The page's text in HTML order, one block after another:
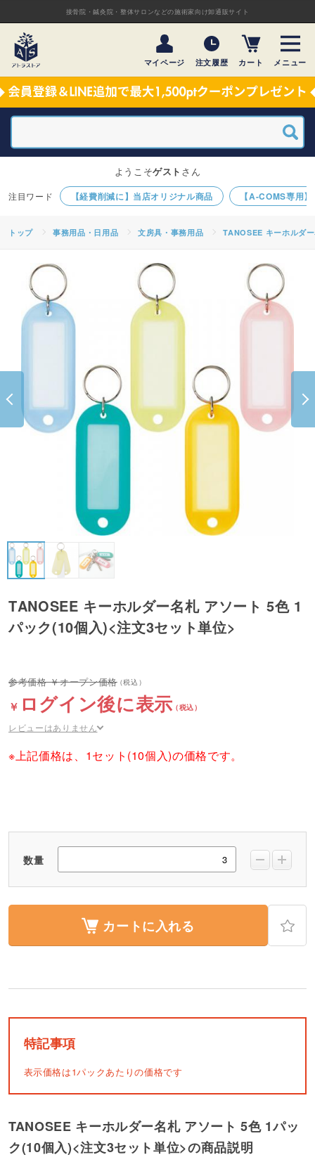
接骨院・鍼灸院・整体サロンなどの施術家向け卸通販サイト
マイページ 注文履歴 カート メニュー
【経費削減に】当店オリジナル商品 【A-COMS専用
ようこそゲスト さん
トップ 事務用品・日用品 文房具・事務用品 TANOSEE キーホルダ
TANOSEE キーホルダー名札 アソート 5色 1
パック(10個入)<注文3セット単位>
オープン価格
ログイン後に表示
レビューはありません
※上記価格は、1セット(10個入)の価格です。
数量
カートに入れる
特記事項
表示価格は1パックあたりの価格です
TANOSEE キーホルダー名札 アソート 5色 1パッ
ク(10個入)<注文3セット単位>の商品説明